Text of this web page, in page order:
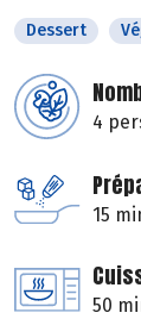
Dessert
4
15
50